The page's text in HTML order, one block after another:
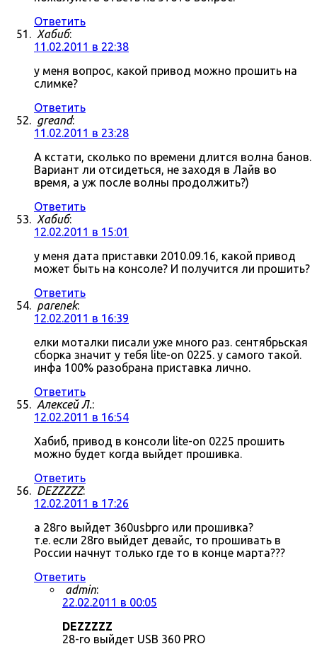
Ответить
Хабиб:
11.02.2011 в 22:38
у меня вопрос, какой привод можно прошить на
слимке?
Ответить
greand:
11.02.2011 в 23:28
А кстати, сколько по времени длится волна банов.
Вариант ли отсидеться, не заходя в Лайв во
время, а уж после волны продолжить?)
Ответить
Хабиб:
12.02.2011 в 15:01
у меня дата приставки 2010.09.16, какой привод
может быть на консоле? И получится ли прошить?
Ответить
parenek:
12.02.2011 в 16:39
елки моталки писали уже много раз. сентябрьская
сборка значит у тебя lite-on 0225. у самого такой.
инфа 100% разобрана приставка лично.
Ответить
Алексей Л.:
12.02.2011 в 16:54
Хабиб, привод в консоли lite-on 0225 прошить
можно будет когда выйдет прошивка.
Ответить
DEZZZZZ:
12.02.2011 в 17:26
а 28го выйдет 360usbpro или прошивка?
т.е. если 28го выйдет девайс, то прошивать в
России начнут только где то в конце марта???
Ответить
admin:
22.02.2011 в 00:05
DEZZZZZ
28-го выйдет USB 360 PRO